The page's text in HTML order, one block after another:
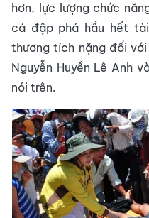
hơn, lực lượng chức
cá đập phá hầu hết
thương tích nặng đối
Nguyễn Huyền Lê Anh
nói trên.